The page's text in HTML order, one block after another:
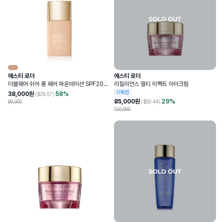
에스티 로더
더블웨어 쉬어 롱 웨어 파운데이션 SPF20
30ml
38,000원 ($26.57) 58%
90,000
에스티 로더
리질리언스 멀티 이펙트 아이크림
기획전
85,000원 ($59.44) 29%
120,000